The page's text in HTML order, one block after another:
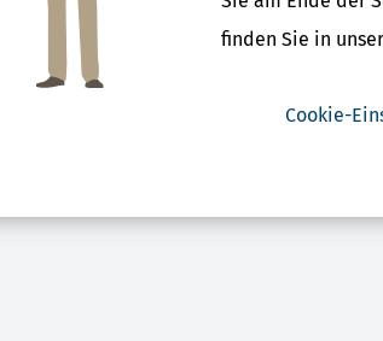
finden Sie in
Cookie-
ab 35,95 €
Bewertung: